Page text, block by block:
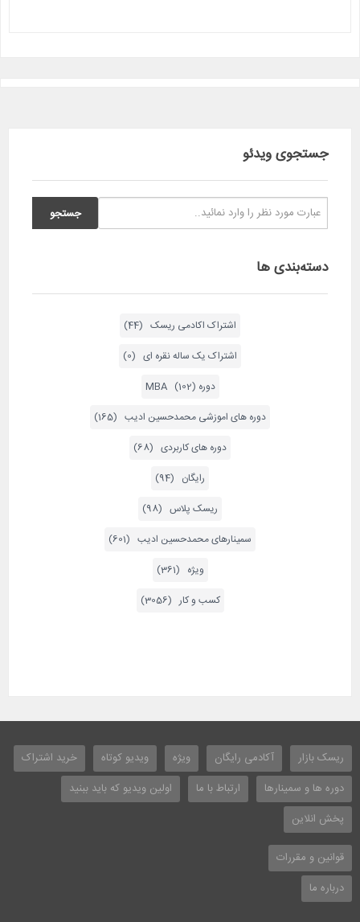
جستجوی ویدئو
دسته‌بندی ها
اشتراک اکادمی ریسک (44)
اشتراک یک ساله نقره ای (0)
دوره MBA (102)
دوره های اموزشی محمدحسین ادیب (165)
دوره های کاربردی (68)
رایگان (94)
ریسک پلاس (98)
سمینارهای محمدحسین ادیب (601)
ویژه (361)
کسب و کار (3056)
ریسک بازار آکادمی رایگان ویژه ویدیو کوتاه
خرید اشتراک
دوره ها و سمینارها
ارتباط با ما
اولین ویدیو که باید ببنید
پخش انلاین
قوانین و مقررات
درباره ما